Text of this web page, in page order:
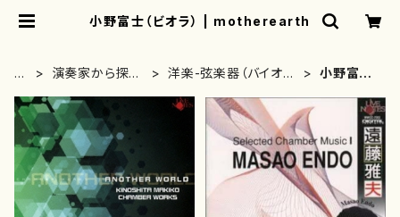
小野富士（ビオラ） | motherearth
H
M
E
演奏家から探す
洋楽-弦楽器（バイオリ
小野富士